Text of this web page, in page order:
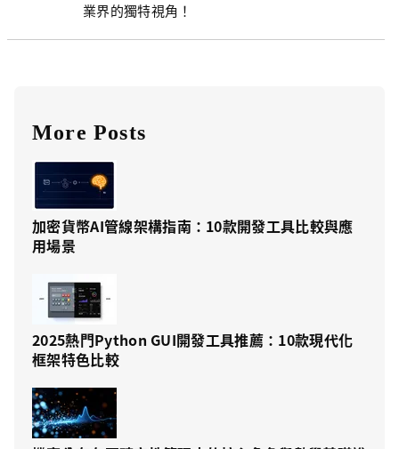
業界的獨特視角！
More Posts
加密貨幣AI管線架構指南：10款開發工具比較與應
用場景
2025熱門Python GUI開發工具推薦：10款現代化
框架特色比較